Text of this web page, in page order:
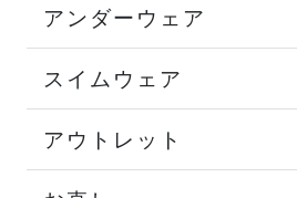
アンダーウェア
スイムウェア
アウトレット